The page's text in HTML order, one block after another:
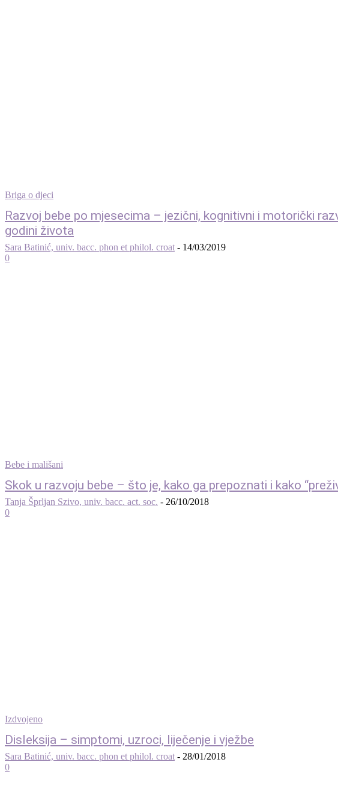
Briga o djeci
Razvoj bebe po mjesecima – jezični, kognitivni i motorički
godini života
Sara Batinić, univ. bacc. phon et philol. croat - 14/03/2019
0
Bebe i mališani
Skok u razvoju bebe – što je, kako ga prepoznati i kako
Tanja Šprljan Szivo, univ. bacc. act. soc. - 26/10/2018
0
Izdvojeno
Disleksija – simptomi, uzroci, liječenje i vježbe
Sara Batinić, univ. bacc. phon et philol. croat - 28/01/2018
0